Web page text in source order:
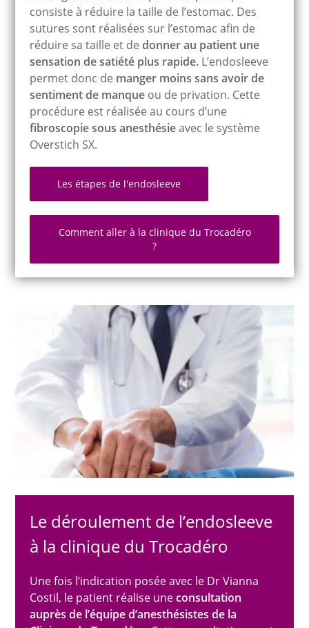
consiste à réduire la taille de l’estomac. Des
sutures sont réalisées sur l’estomac afin de
réduire sa taille et de donner au patient une
sensation de satiété plus rapide.L’endosleeve
permet donc de manger moins sans avoir de
sentiment de manqueou de privation. Cette
procédure est réalisée au cours d’une
fibroscopie sous anesthésieavec le système
Overstich SX.
Les étapes de l'endosleeve
Comment aller à la clinique du Trocadéro
?
Le déroulement de l’endosleeve
à la clinique du Trocadéro
Une fois l’indication posée avec le Dr Vianna
Costil, le patient réalise uneconsultation
auprès de l’équipe d’anesthésistes de la